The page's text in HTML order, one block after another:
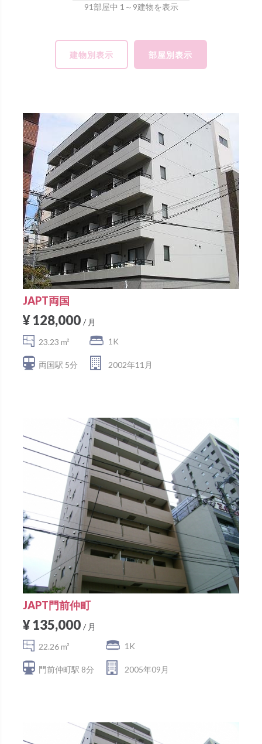
91部屋中 1～9建物を表示
建物別表示 部屋別表示
JAPT両国
¥ 128,000 / 月
23.23 m²
両国駅 5分
1K
2002年11月
JAPT門前仲町
¥ 135,000 / 月
22.26 m²
門前仲町駅 8分
1K
2005年09月